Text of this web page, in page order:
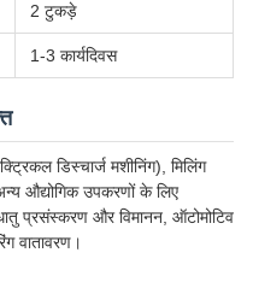
2 टुकड़े
1-3 कार्यदिवस
डिस्चार्ज मशीनिंग), मिलिंग
औद्योगिक उपकरणों के लिए
प्रसंस्करण और विमानन, ऑटोमोटिव
वातावरण।